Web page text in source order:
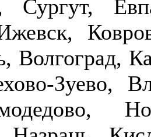
Сургут,
Волгоград,
Зуево,